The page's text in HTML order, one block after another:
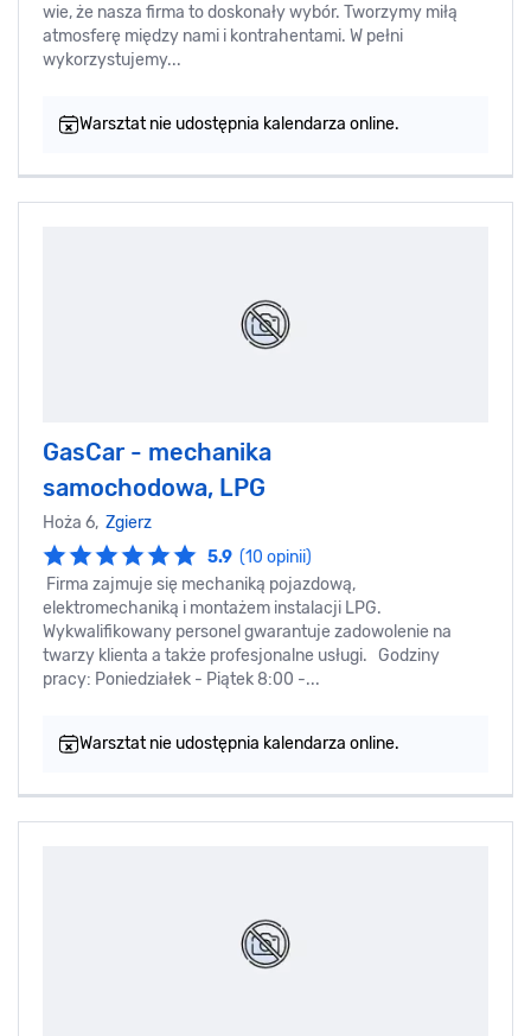
wie, że nasza firma to doskonały wybór. Tworzymy miłą
atmosferę między nami i kontrahentami. W pełni
wykorzystujemy...
Warsztat nie udostępnia kalendarza online.
GasCar - mechanika
samochodowa, LPG
Hoża 6, Zgierz
5.9 (10 opinii)
Firma zajmuje się mechaniką pojazdową,
elektromechaniką i montażem instalacji LPG.
Wykwalifikowany personel gwarantuje zadowolenie na
twarzy klienta a także profesjonalne usługi. Godziny
pracy: Poniedziałek - Piątek 8:00 -...
Warsztat nie udostępnia kalendarza online.